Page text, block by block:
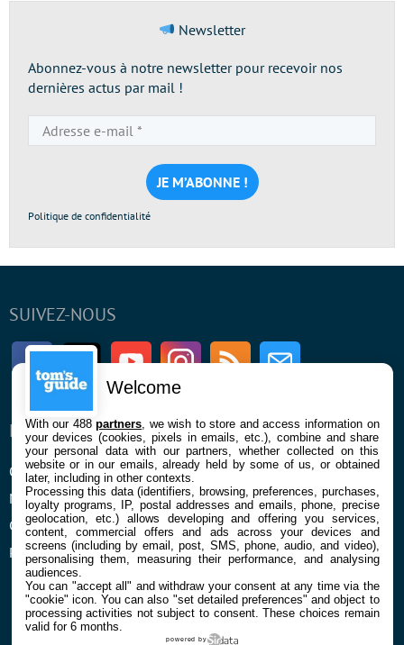
Newsletter
Abonnez-vous à notre newsletter pour recevoir nos
dernières actus par mail !
e-
mail
*
Politique de confidentialité
SUIVEZ-NOUS
FacebookTwitter Youtube InstagramRSS Newsletter
ENTREPRISE
Qui sommes nous
Mentions légales et CGU
Confidentialité et Cookies
Préférences cookies
À PROPOS
La rédaction
Contact
Welcome
With our 488partners , we wish to store and access information on
your devices (cookies, pixels in emails, etc.), combine and share
your personal data with our partners, whether collected on this
website or in our emails, already held by some of us, or obtained
later, including in other contexts.
Processing this data (identifiers, browsing, preferences, purchases,
loyalty programs, IP, postal addresses and emails, phone, precise
geolocation, etc.) allows developing and offering you services,
content, commercial offers and ads across your devices and
screens (including by email, post, SMS, phone, audio, and video),
personalising them, measuring their performance, and analysing
audiences.
You can "accept all" and withdraw your consent at any time via the
"cookie" icon. You can also "set detailed preferences" and object to
processing activities not subject to consent. These choices remain
valid for 6 months.
powered by